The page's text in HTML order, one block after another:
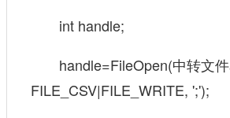
int handle;
handle=FileOpen(中转文
FILE_CSV|FILE_WRITE, ';');